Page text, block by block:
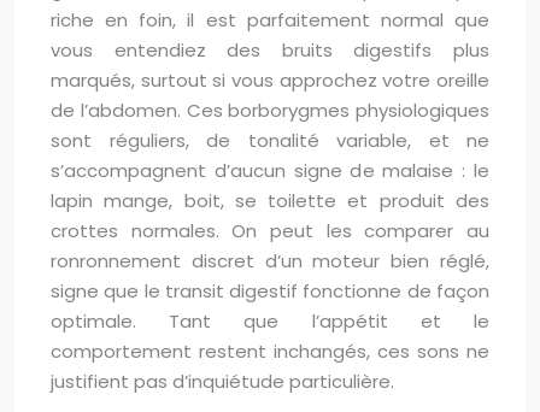
riche en foin, il est parfaitement normal que
vous entendiez des bruits digestifs plus
marqués, surtout si vous approchez votre oreille
de l’abdomen. Ces borborygmes physiologiques
sont réguliers, de tonalité variable, et ne
s’accompagnent d’aucun signe de malaise : le
lapin mange, boit, se toilette et produit des
crottes normales. On peut les comparer au
ronronnement discret d’un moteur bien réglé,
signe que le transit digestif fonctionne de façon
optimale. Tant que l’appétit et le
comportement restent inchangés, ces sons ne
justifient pas d’inquiétude particulière.